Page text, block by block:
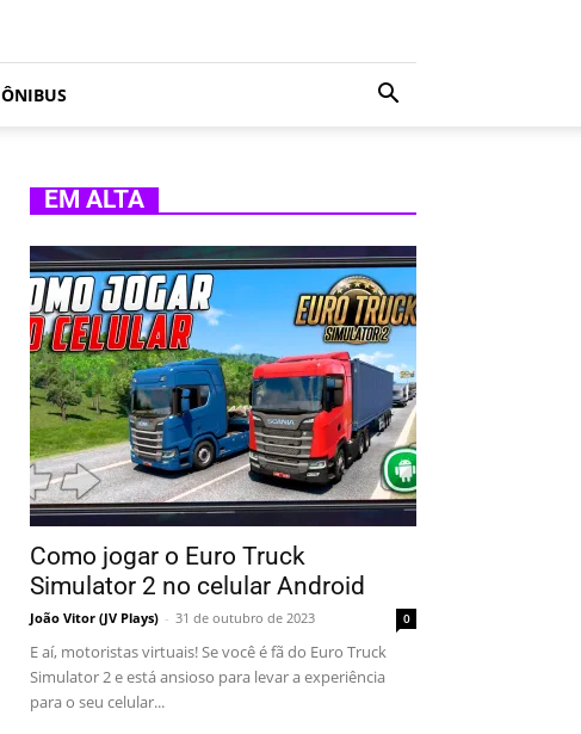
ÔNIBUS
EM ALTA
Como jogar o Euro Truck
Simulator 2 no celular Android
João Vitor (JV Plays) - 31 de outubro de 2023 0
E aí, motoristas virtuais! Se você é fã do Euro Truck
Simulator 2 e está ansioso para levar a experiência
para o seu celular...